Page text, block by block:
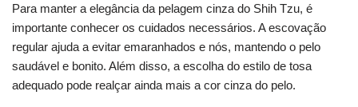
Para manter a elegância da pelagem cinza do Shih Tzu, é
importante conhecer os cuidados necessários. A escovação
regular ajuda a evitar emaranhados e nós, mantendo o pelo
saudável e bonito. Além disso, a escolha do estilo de tosa
adequado pode realçar ainda mais a cor cinza do pelo.